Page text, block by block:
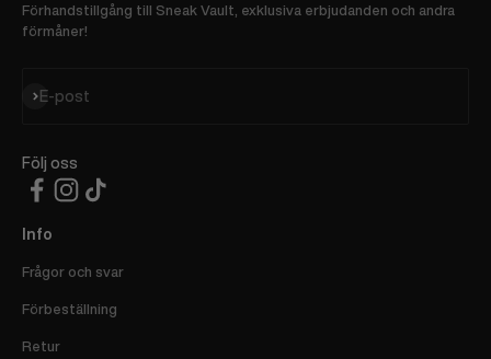
Förhandstillgång till Sneak Vault, exklusiva erbjudanden och andra
förmåner!
E-post
Prenumerera
Följ oss
Info
Frågor och svar
Förbeställning
Retur